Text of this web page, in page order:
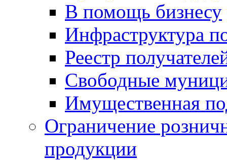
В помощь бизнесу
Инфраструктура
Реестр
Свободные
Имущественная
Ограничение
продукции